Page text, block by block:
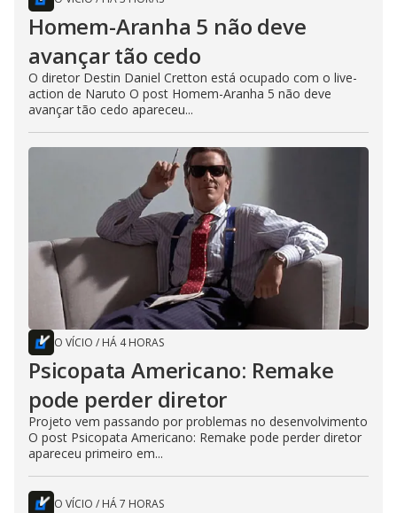
Homem-Aranha 5 não deve
avançar tão cedo
O diretor Destin Daniel Cretton está ocupado com o live-
action de Naruto O post Homem-Aranha 5 não deve
avançar tão cedo apareceu...
O VÍCIO / HÁ 4 HORAS
Psicopata Americano: Remake
pode perder diretor
Projeto vem passando por problemas no desenvolvimento
O post Psicopata Americano: Remake pode perder diretor
apareceu primeiro em...
O VÍCIO / HÁ 7 HORAS